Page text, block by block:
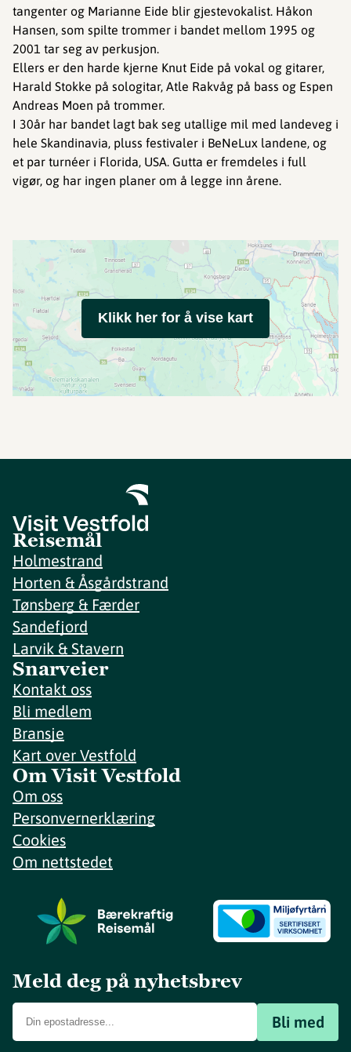
tangenter og Marianne Eide blir gjestevokalist. Håkon
Hansen, som spilte trommer i bandet mellom 1995 og
2001 tar seg av perkusjon.
Ellers er den harde kjerne Knut Eide på vokal og gitarer,
Harald Stokke på sologitar, Atle Rakvåg på bass og Espen
Andreas Moen på trommer.
I 30år har bandet lagt bak seg utallige mil med landeveg i
hele Skandinavia, pluss festivaler i BeNeLux landene, og
et par turnéer i Florida, USA. Gutta er fremdeles i full
vigør, og har ingen planer om å legge inn årene.
Klikk her for å vise kart
Reisemål
Holmestrand
Horten & Åsgårdstrand
Tønsberg & Færder
Sandefjord
Larvik & Stavern
Snarveier
Kontakt oss
Bli medlem
Bransje
Kart over Vestfold
Om Visit Vestfold
Om oss
Personvernerklæring
Cookies
Om nettstedet
Meld deg på nyhetsbrev
Bli med